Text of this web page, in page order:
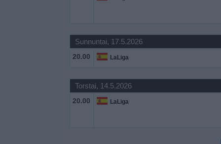
Sunnuntai, 17.5.2026
20.00 LaLiga
Torstai, 14.5.2026
20.00 LaLiga